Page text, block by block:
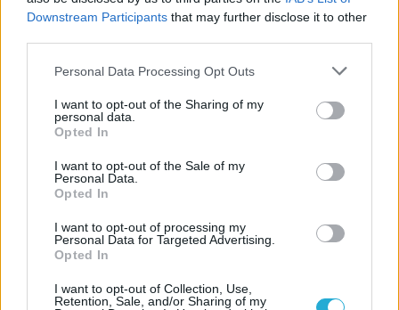
Downstream Participants that may further disclose it to other
Please note that this website/app uses one or more Google
not limited to your visit or usage behaviour. You may click to
grant or deny consent to Google and its third-party tags to
use your data for below specified purposes in below Google
consent section.
Personal Data Processing Opt Outs
I want to opt-out of the Sharing of my
personal data.
Opted In
I want to opt-out of the Sale of my
Personal Data.
Opted In
I want to opt-out of processing my
Personal Data for Targeted Advertising.
Opted In
I want to opt-out of Collection, Use,
Retention, Sale, and/or Sharing of my
στο ψηλότερο σκαλί του βάθρου "μεθυσμένους" από τις
σαμπάνιες της επιτυχίας.